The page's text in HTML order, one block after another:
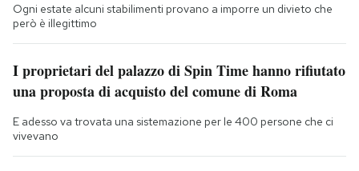
Ogni estate alcuni stabilimenti provano a imporre un divieto che
però è illegittimo
I proprietari del palazzo di Spin Time hanno rifiutato
una proposta di acquisto del comune di Roma
E adesso va trovata una sistemazione per le 400 persone che ci
vivevano